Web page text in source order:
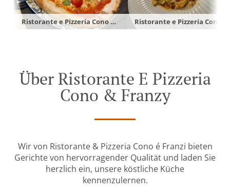
Ristorante e Pizzeria Cono & Franzy in Mönchsroth
Über Ristorante E Pizzeria
Cono & Franzy
Wir von Ristorante & Pizzeria Cono é Franzi bieten
Gerichte von hervorragender Qualität und laden Sie
herzlich ein, unsere köstliche Küche
kennenzulernen.